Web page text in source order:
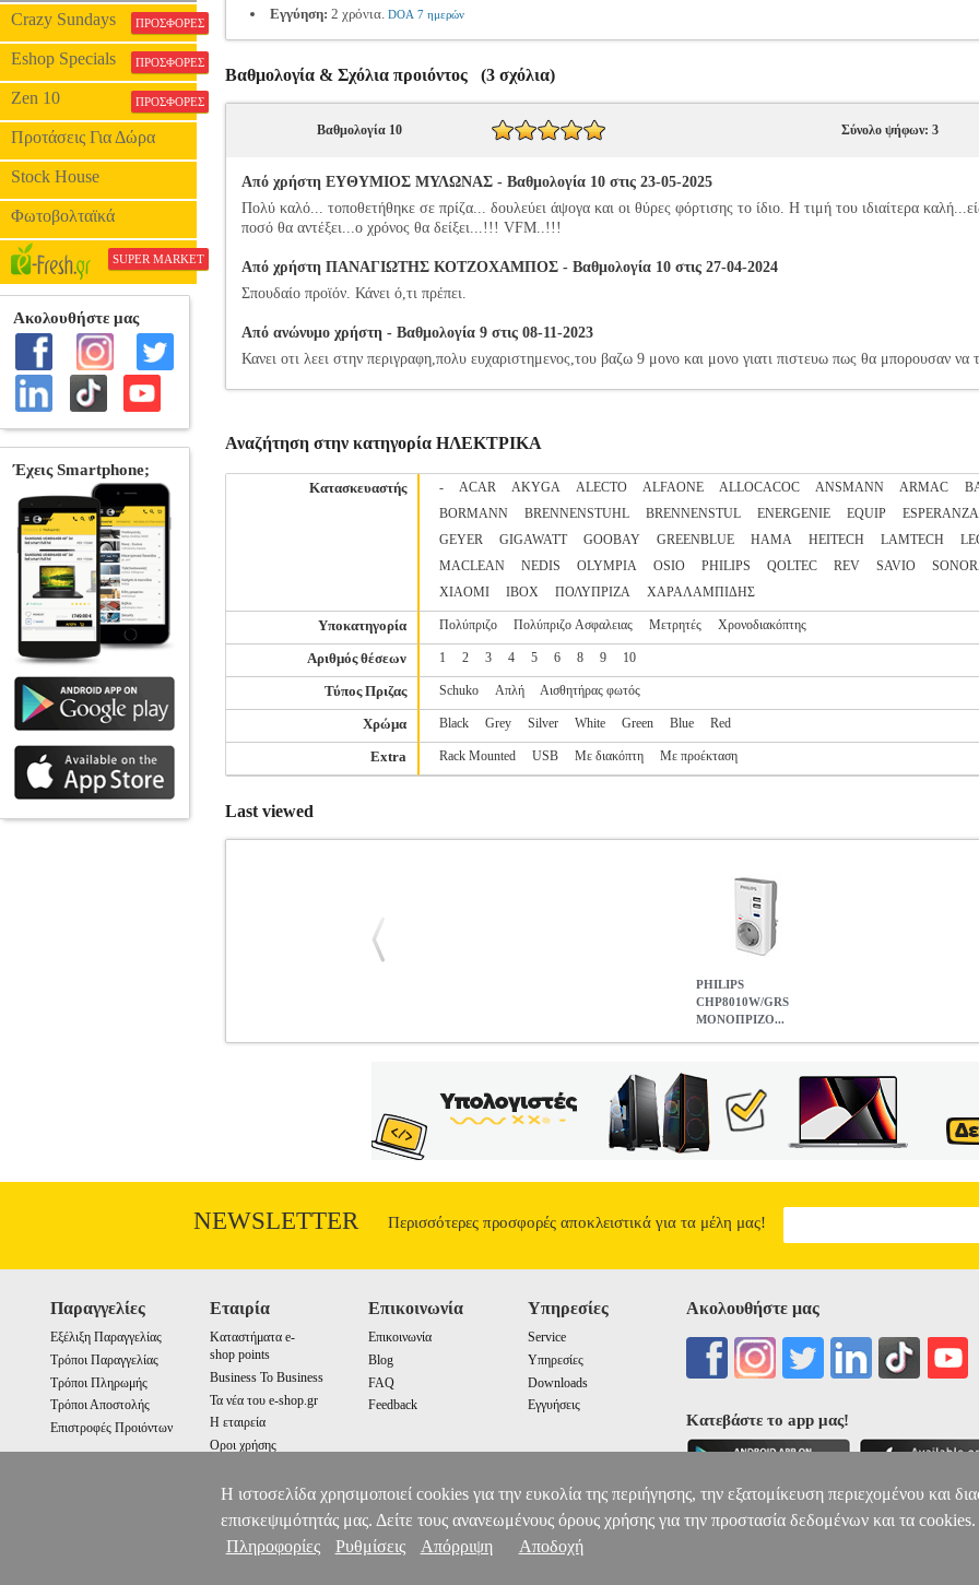
Crazy Sundays ΠΡΟΣΦΟΡΕΣ
Eshop Specials ΠΡΟΣΦΟΡΕΣ
Zen 10 ΠΡΟΣΦΟΡΕΣ
Προτάσεις Για Δώρα
Stock House
Φωτοβολταϊκά
SUPER MARKET
Εγγύηση: 2 χρόνια. DOA 7 ημερών
Βαθμολογία & Σχόλια προιόντος (3 σχόλια)
Βαθμολογία 10 Σύνολο ψήφων: 3
Από χρήστη ΕΥΘΥΜΙΟΣ ΜΥΛΩΝΑΣ - Βαθμολογία 10 στις 23-05-2025
Πολύ καλό... τοποθετήθηκε σε πρίζα... δουλεύει άψογα και οι θύρες φόρτισης το ίδιο. Η τιμή του ιδιαίτερα
ποσό θα αντέξει...ο χρόνος θα δείξει...!!! VFM..!!!
Από χρήστη ΠΑΝΑΓΙΩΤΗΣ ΚΟΤΖΟΧΑΜΠΟΣ - Βαθμολογία 10 στις 27-04-2024
Σπουδαίο προϊόν. Κάνει ό,τι πρέπει.
Από ανώνυμο χρήστη - Βαθμολογία 9 στις 08-11-2023
Κανει οτι λεει στην περιγραφη,πολυ ευχαριστημενος,του βαζω 9 μονο και μονο γιατι πιστευω πως θα μπορουσαν
Αναζήτηση στην κατηγορία ΗΛΕΚΤΡΙΚΑ
Κατασκευαστής - ACAR AKYGA ALECTO ALFAONE ALLOCACOC ANSMANN ARMAC
BORMANN
BRENNENSTUHL BRENNENSTUL ENERGENIE EQUIP ESPERANZA
GEYER
GIGAWATT GOOBAY GREENBLUE HAMA HEITECH LAMTECH
MACLEAN
NEDIS OLYMPIA OSIO PHILIPS QOLTEC REV SAVIO
XIAOMI
ΙΒΟΧ ΠΟΛΥΠΡΙΖΑ ΧΑΡΑΛΑΜΠΙΔΗΣ
Υποκατηγορία Πολύπριζο Πολύπριζο Ασφαλειας Μετρητές Χρονοδιακόπτης
Αριθμός θέσεων 1 2 3 4 5 6 8 9 10
Τύπος Πριζας Schuko Απλή Αισθητήρας φωτός
Χρώμα Black Grey Silver White Green Blue Red
Extra Rack Mounted USB Με διακόπτη Με προέκταση
Last viewed
PHILIPS
CHP8010W/GRS
ΜΟΝΟΠΡΙΖΟ...
Κατηγορία: ΗΛΕΚΤΡΙΚΑ •PHILIPS στην κατηγορία ΗΛΕΚΤΡΙΚΑ Moνόπριζο CHP8010W/GRS Philips, για να
με ασφάλεια. Διαθέτει επιπλέον προστασία από υπερτάσεις 380J, 2 θύρες USB και επιπλέον 1 θύρα USB-
μέγιστη απόδοση 15w. Προστατέψτε τον πολύτιμο ηλεκτρονικό εξοπλισμό σας από τυχαίες αιχμές τάσης που
γεννήτρια ρεύματος κ.λπ. Το μονόπριζο Philips είναι μια πρακτική λύση ποιοτικής κατασκευής, για
αντάπτορες και πρίζες.• Προστασία από υπερτάσεις: 380J.• USB-A: 2 (QC 3.0) ταχείας φόρτισης.• USB-C: 1
10 3
NEWSLETTER Περισσότερες προσφορές αποκλειστικά για τα μέλη μας!
Παραγγελίες
Εξέλιξη Παραγγελίας
Τρόποι Παραγγελίας
Τρόποι Πληρωμής
Τρόποι Αποστολής
Επιστροφές Προιόντων
Εταιρία
Καταστήματα e-
shop points
Business To Business
Τα νέα του e-shop.gr
Η εταιρεία
Οροι χρήσης
Επικοινωνία
Επικοινωνία
Blog
FAQ
Feedback
Υπηρεσίες
Service
Υπηρεσίες
Downloads
Εγγυήσεις
Ακολουθήστε μας
Κατεβάστε το app μας!
Η ιστοσελίδα χρησιμοποιεί cookies για την ευκολία της περιήγησης, την εξατομίκευση περιεχομένου και
επισκεψιμότητάς μας. Δείτε τους ανανεωμένους όρους χρήσης για την προστασία δεδομένων και τα cookies.
Πληροφορίες
Ρυθμίσεις Απόρριψη Αποδοχή